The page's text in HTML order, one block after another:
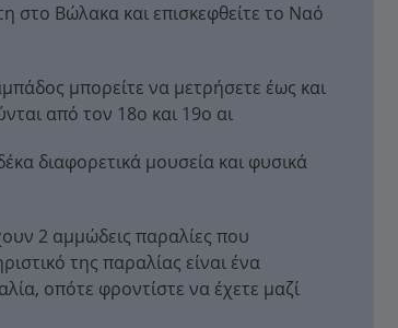
στο Βώλακα και επισκεφθείτε το Ναό
μπορείτε να μετρήσετε έως και
από τον 18ο και 19ο αι
διαφορετικά μουσεία και φυσικά
2 αμμώδεις παραλίες που
της παραλίας είναι ένα
οπότε φροντίστε να έχετε μαζί